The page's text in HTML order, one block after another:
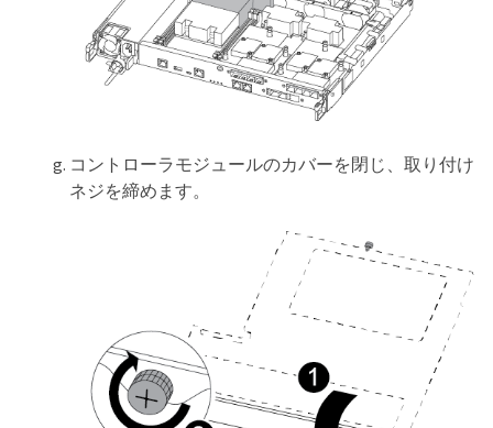
コントローラモジュールのカバーを閉じ、取り付け
ネジを締めます。